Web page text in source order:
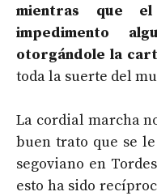
mientras que
impedimento
otorgándole la
toda la suerte del
La cordial marcha
buen trato que se
segoviano en
esto ha sido